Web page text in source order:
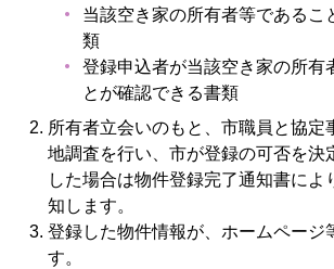
当該空き家の所有者等であるこ
類
登録申込者が当該空き家の所有
とが確認できる書類
所有者立会いのもと、市職員と協定
地調査を行い、市が登録の可否を決
した場合は物件登録完了通知書によ
知します。
登録した物件情報が、ホームページ
す。